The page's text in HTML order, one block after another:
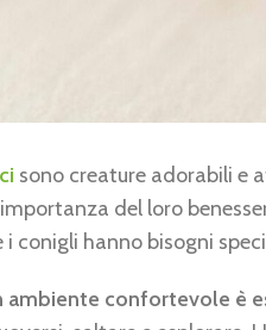
sono creature adorabili e
del loro
i conigli hanno bisogni
ambiente confortevole è